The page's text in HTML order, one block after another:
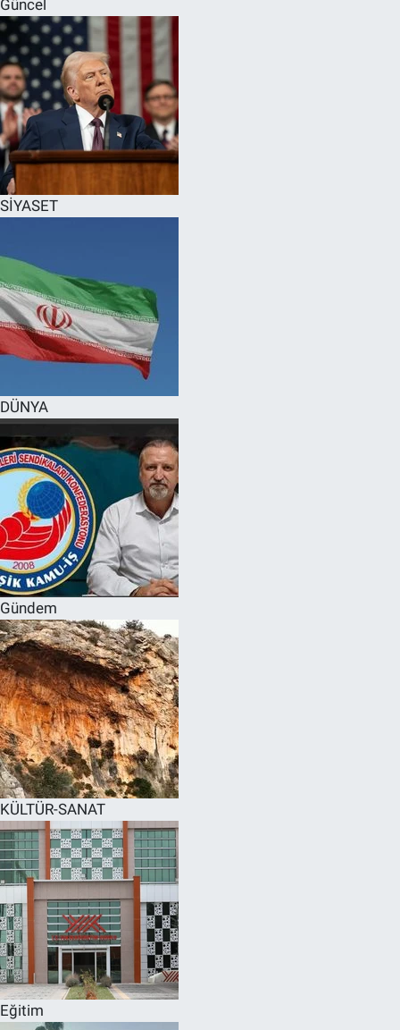
Güncel
SİYASET
DÜNYA
Gündem
KÜLTÜR-SANAT
Eğitim
SPOR
RESMİ İLANLAR